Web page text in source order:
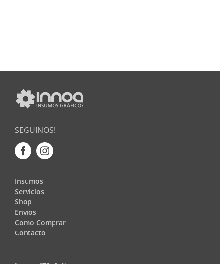
SEGUINOS!
Insumos
Servicios
Shop
Envíos
Como Comprar
Contacto